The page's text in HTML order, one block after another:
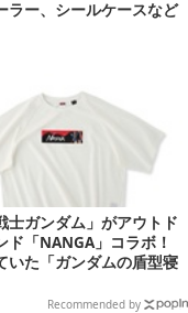
ラー、シールケースなど
士ガンダム」がアウトド
ド「NANGA」コラボ！
いた「ガンダムの盾型寝
受注開始
Recommended by